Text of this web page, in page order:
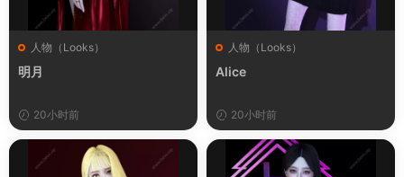
人物（Looks）
明月
20小时前
人物（Looks）
Alice
20小时前